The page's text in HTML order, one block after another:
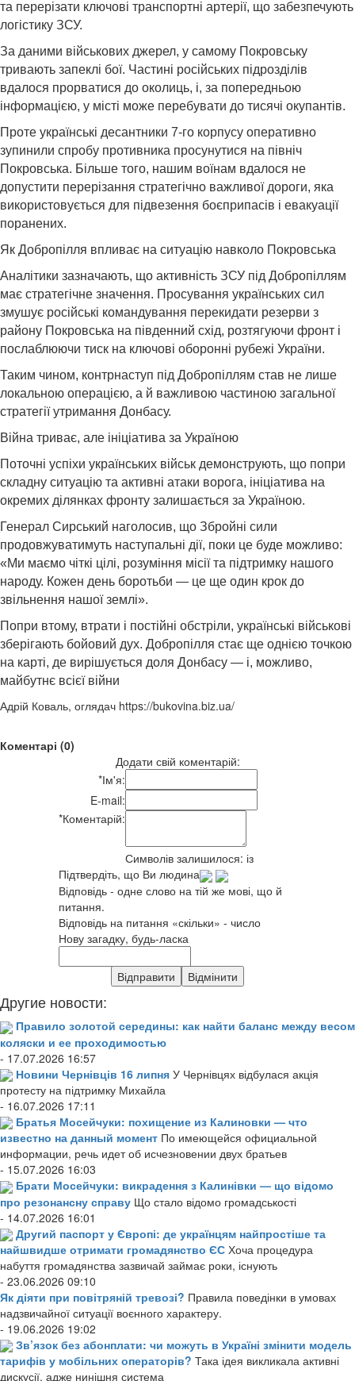
та перерізати ключові транспортні артерії, що забезпечують
логістику ЗСУ.
За даними військових джерел, у самому Покровську
тривають запеклі бої. Частині російських підрозділів
вдалося прорватися до околиць, і, за попередньою
інформацією, у місті може перебувати до тисячі окупантів.
Проте українські десантники 7-го корпусу оперативно
зупинили спробу противника просунутися на північ
Покровська. Більше того, нашим воїнам вдалося не
допустити перерізання стратегічно важливої дороги, яка
використовується для підвезення боєприпасів і евакуації
поранених.
Як Добропілля впливає на ситуацію навколо Покровська
Аналітики зазначають, що активність ЗСУ під Добропіллям
має стратегічне значення. Просування українських сил
змушує російські командування перекидати резерви з
району Покровська на південний схід, розтягуючи фронт і
послаблюючи тиск на ключові оборонні рубежі України.
Таким чином, контрнаступ під Добропіллям став не лише
локальною операцією, а й важливою частиною загальної
стратегії утримання Донбасу.
Війна триває, але ініціатива за Україною
Поточні успіхи українських військ демонструють, що попри
складну ситуацію та активні атаки ворога, ініціатива на
окремих ділянках фронту залишається за Україною.
Генерал Сирський наголосив, що Збройні сили
продовжуватимуть наступальні дії, поки це буде можливо:
«Ми маємо чіткі цілі, розуміння місії та підтримку нашого
народу. Кожен день боротьби — це ще один крок до
звільнення нашої землі».
Попри втому, втрати і постійні обстріли, українські військові
зберігають бойовий дух. Добропілля стає ще однією точкою
на карті, де вирішується доля Донбасу — і, можливо,
майбутнє всієї війни
Адрій Коваль, оглядач https://bukovina.biz.ua/
Коментарі (0)
Додати свій коментарій:
*Ім'я:
E-mail:
*Коментарій:
Символів залишилося: із
Підтвердіть, що Ви людина
Відповідь - одне слово на тій же мові, що й
питання.
Відповідь на питання «скільки» - число
Нову загадку, будь-ласка
Другие новости:
Правило золотой середины: как найти баланс между весом
коляски и ее проходимостью
- 17.07.2026 16:57
Новини Чернівців 16 липня У Чернівцях відбулася акція
протесту на підтримку Михайла
- 16.07.2026 17:11
Братья Мосейчуки: похищение из Калиновки — что
известно на данный момент По имеющейся официальной
информации, речь идет об исчезновении двух братьев
- 15.07.2026 16:03
Брати Мосейчуки: викрадення з Калинівки — що відомо
про резонансну справу Що стало відомо громадськості
- 14.07.2026 16:01
Другий паспорт у Європі: де українцям найпростіше та
найшвидше отримати громадянство ЄС Хоча процедура
набуття громадянства зазвичай займає роки, існують
- 23.06.2026 09:10
Як діяти при повітряній тревозі? Правила поведінки в умовах
надзвичайної ситуації воєнного характеру.
- 19.06.2026 19:02
Зв’язок без абонплати: чи можуть в Україні змінити модель
тарифів у мобільних операторів? Така ідея викликала активні
дискусії, адже нинішня система